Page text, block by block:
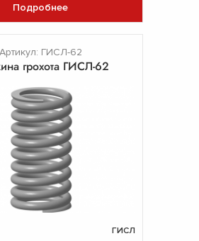
Подробнее
Артикул: ГИСЛ-62
грохота ГИСЛ-62
ГИСЛ